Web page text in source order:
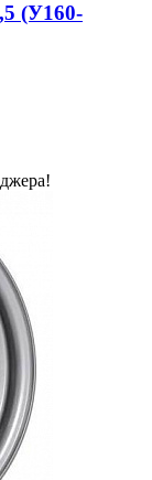
(У160-